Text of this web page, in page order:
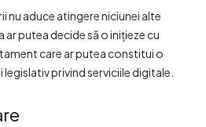
nu aduce atingere niciunei alte
putea decide să o inițieze cu
care ar putea constitui o
privind serviciile digitale.